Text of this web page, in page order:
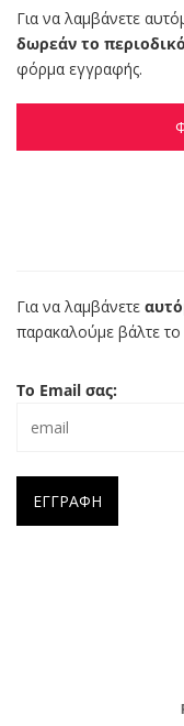
Για να λαμβάνετε
δωρεάν το
φόρμα εγγραφής.
Για να λαμβάνετε
παρακαλούμε βάλτε
Το Email σας: